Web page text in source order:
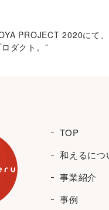
PROJECT 2020にて、
ダクト。”
TOP
和えるにつ
事業紹介
事例